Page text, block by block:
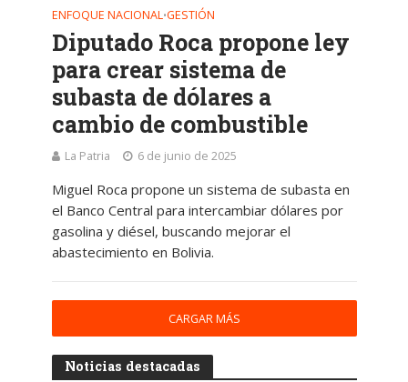
ENFOQUE NACIONAL•GESTIÓN
Diputado Roca propone ley
para crear sistema de
subasta de dólares a
cambio de combustible
La Patria 6 de junio de 2025
Miguel Roca propone un sistema de subasta en
el Banco Central para intercambiar dólares por
gasolina y diésel, buscando mejorar el
abastecimiento en Bolivia.
CARGAR MÁS
Noticias destacadas